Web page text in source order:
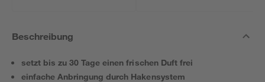
Beschreibung
setzt bis zu 30 Tage einen frischen Duft frei
einfache Anbringung durch Hakensystem